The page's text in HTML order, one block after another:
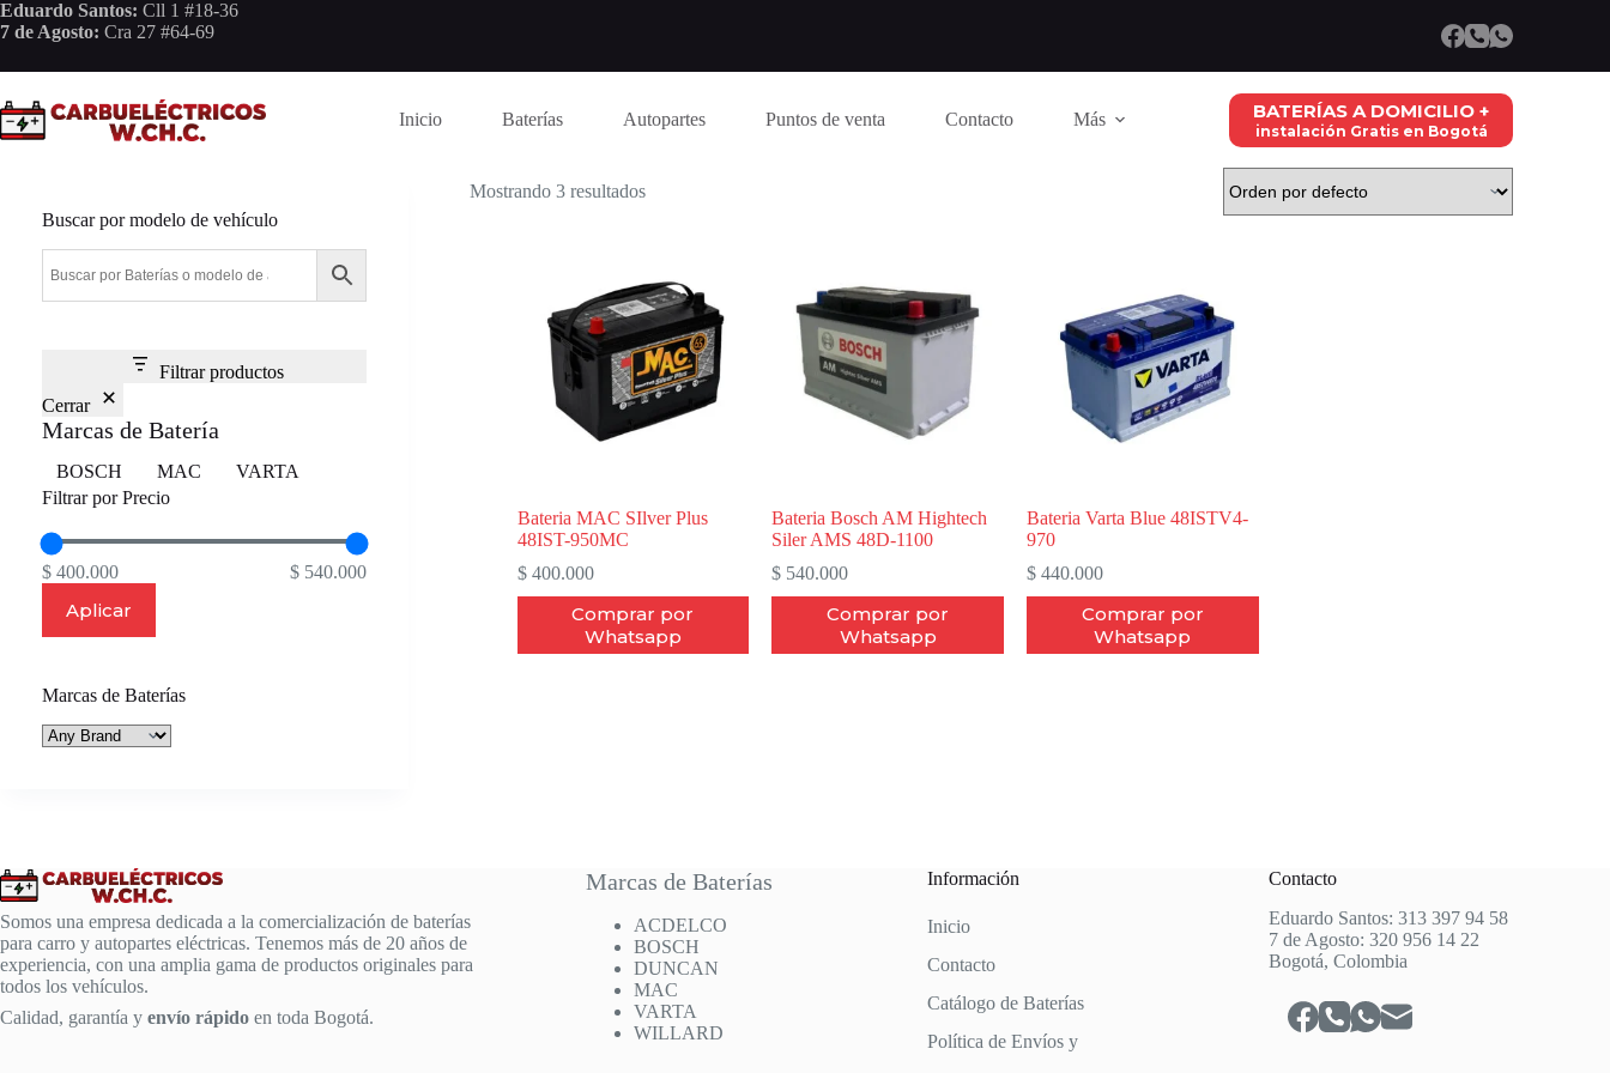
Saltar
al
Eduardo Santos: Cll 1 #18-36
7 de Agosto: Cra 27 #64-69
Inicio Baterías Autopartes Puntos de venta Contacto Más BATERÍAS A DOMICILIO +
instalación Gratis en Bogotá
Mostrando 3 resultados
Bateria MAC SIlver Plus
48IST-950MC
$400.000
Comprar por
Whatsapp
Bateria Bosch AM Hightech
Siler AMS 48D-1100
$ 540.000
Comprar por
Whatsapp
Bateria Varta Blue 48ISTV4-
970
$440.000
Comprar por
Whatsapp
Buscar por modelo de vehículo
Filtrar productos
Cerrar
Marcas de Batería
Marca
BOSCH MAC
VARTA
Filtrar por Precio
$ 400.000 $ 540.000
Aplicar
Marcas de Baterías
Somos una empresa dedicada a la comercialización de baterías
para carro y autopartes eléctricas. Tenemos más de 20 años de
experiencia, con una amplia gama de productos originales para
todos los vehículos.
Calidad, garantía y envío rápido en toda Bogotá.
Marcas de Baterías
ACDELCO
BOSCH
DUNCAN
MAC
VARTA
WILLARD
Información
Inicio
Contacto
Catálogo de Baterías
Política de Envíos y
Contacto
Eduardo Santos: 313 397 94 58
7 de Agosto: 320 956 14 22
Bogotá, Colombia